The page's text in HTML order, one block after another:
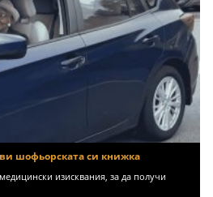
шофьорската си книжка
изисквания, за да получи